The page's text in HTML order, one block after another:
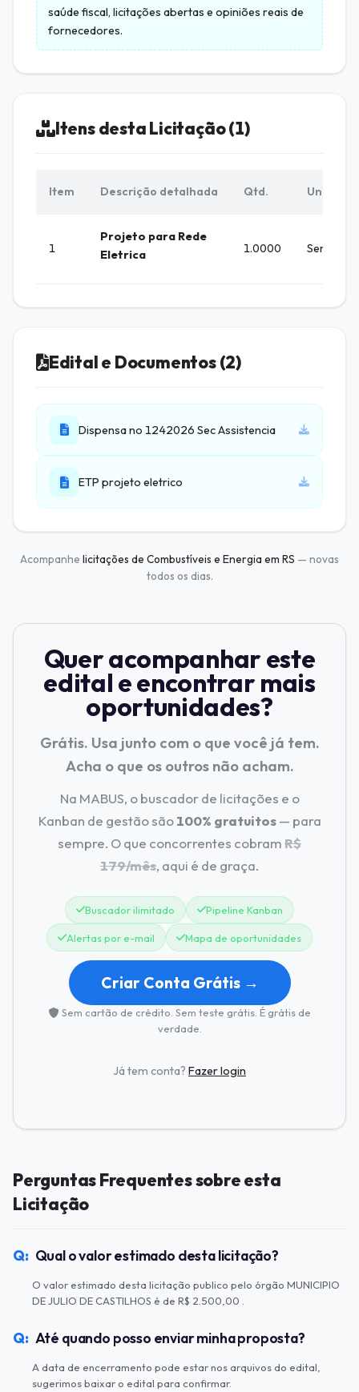
saúde fiscal, licitações abertas e opiniões reais de
fornecedores.
Itens desta Licitação (1)
Item Descrição detalhada Qtd. Unid.
1
Projeto para Rede
Eletrica
1.0000 Servico
Edital e Documentos (2)
Dispensa no 1242026 Sec Assistencia
ETP projeto eletrico
Acompanhe licitações de Combustíveis e Energia em RS — novas
todos os dias.
Quer acompanhar este
edital e encontrar mais
oportunidades?
Grátis. Usa junto com o que você já tem.
Acha o que os outros não acham.
Na MABUS, o buscador de licitações e o
Kanban de gestão são100% gratuitos— para
sempre. O que concorrentes cobramR$
179/mês, aqui é de graça.
Buscador ilimitado Pipeline Kanban
Alertas por e-mail Mapa de oportunidades
Criar Conta Grátis →
Sem cartão de crédito. Sem teste grátis. É grátis de
verdade.
Já tem conta? Fazer login
Perguntas Frequentes sobre esta
Licitação
Qual o valor estimado desta licitação?
O valor estimado desta licitação publico pelo órgão MUNICIPIO
DE JULIO DE CASTILHOS é de R$ 2.500,00 .
Até quando posso enviar minha proposta?
A data de encerramento pode estar nos arquivos do edital,
sugerimos baixar o edital para confirmar.